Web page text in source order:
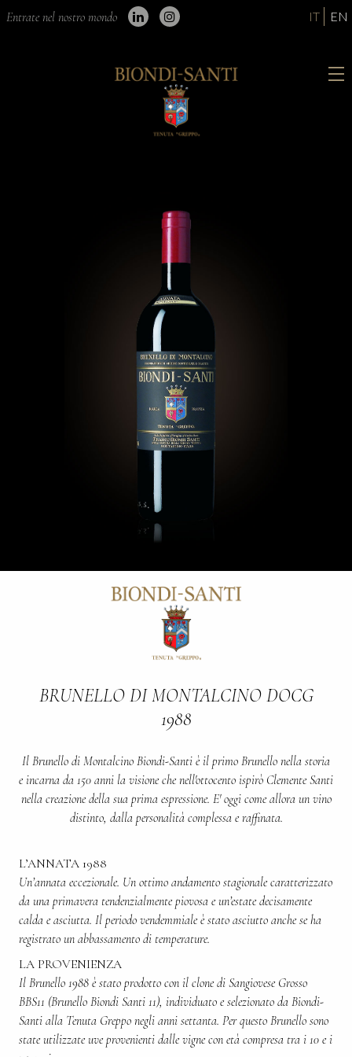
Entrate nel nostro mondo IT EN
BRUNELLO DI MONTALCINO DOCG
1988
Il Brunello di Montalcino Biondi-Santi è il primo Brunello nella storia
e incarna da 150 anni la visione che nell'ottocento ispirò Clemente Santi
nella creazione della sua prima espressione. E' oggi come allora un vino
distinto, dalla personalità complessa e raffinata.
L’ANNATA 1988
Un’annata eccezionale. Un ottimo andamento stagionale caratterizzato
da una primavera tendenzialmente piovosa e un’estate decisamente
calda e asciutta. Il periodo vendemmiale è stato asciutto anche se ha
registrato un abbassamento di temperature.
LA PROVENIENZA
Il Brunello 1988 è stato prodotto con il clone di Sangiovese Grosso
BBS11 (Brunello Biondi Santi 11), individuato e selezionato da Biondi-
Santi alla Tenuta Greppo negli anni settanta. Per questo Brunello sono
state utilizzate uve provenienti dalle vigne con età compresa tra i 10 e i